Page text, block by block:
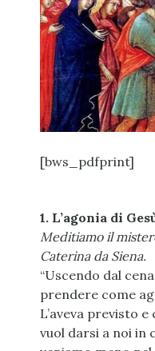
[bws_pdfprint]
1. L’agonia di
Meditiamo il
Caterina da Siena.
“Uscendo dal
prendere come
L’aveva previsto
vuol darsi a noi in